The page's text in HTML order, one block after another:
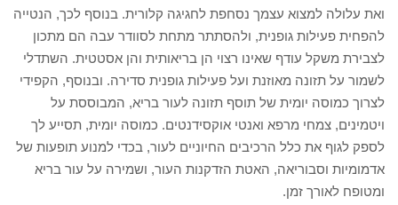
ואת עלולה למצוא עצמך נסחפת לחגיגה קלורית. בנוסף לכך, הנטייה
להפחית פעילות גופנית, ולהסתתר מתחת לסוודר עבה הם מתכון
לצבירת משקל עודף שאינו רצוי הן בריאותית והן אסטטית. השתדלי
לשמור על תזונה מאוזנת ועל פעילות גופנית סדירה. ובנוסף, הקפידי
לצרוך כמוסה יומית של תוסף תזונה לעור בריא, המבוססת על
ויטמינים, צמחי מרפא ואנטי אוקסידנטים. כמוסה יומית, תסייע לך
לספק לגוף את כלל הרכיבים החיוניים לעור, בכדי למנוע תופעות של
אדמומיות וסבוריאה, האטת הזדקנות העור, ושמירה על עור בריא
ומטופח לאורך זמן.